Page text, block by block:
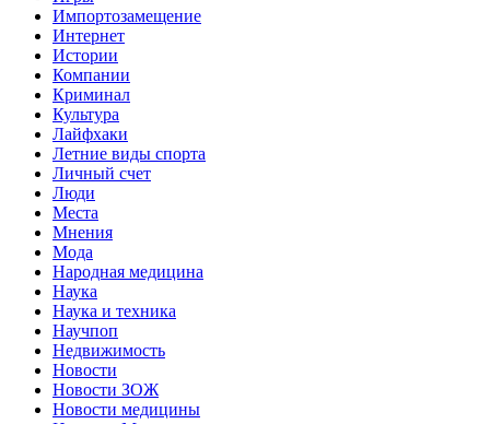
Импортозамещение
Интернет
Истории
Компании
Криминал
Культура
Лайфхаки
Летние виды спорта
Личный счет
Люди
Места
Мнения
Мода
Народная медицина
Наука
Наука и техника
Научпоп
Недвижимость
Новости
Новости ЗОЖ
Новости медицины